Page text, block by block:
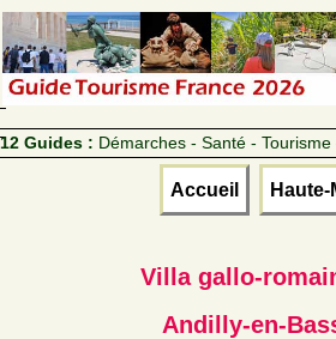
12 Guides : Démarches - Santé -
Accueil Haute-
Villa gallo-
Andilly-en-